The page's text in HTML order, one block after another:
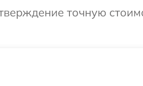
точную